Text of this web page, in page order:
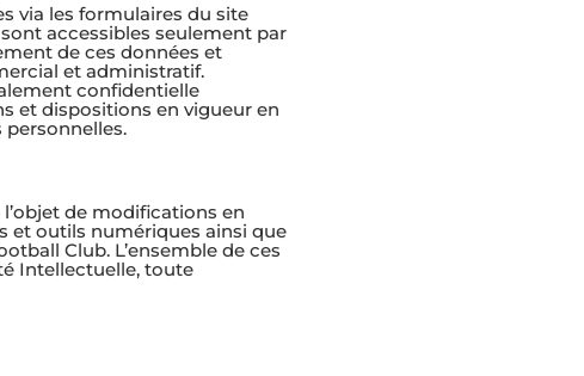
via les formulaires du site
accessibles seulement par
de ces données et
et administratif.
confidentielle
et dispositions en vigueur en
de modifications en
et outils numériques ainsi que
Club. L’ensemble de ces
Intellectuelle, toute